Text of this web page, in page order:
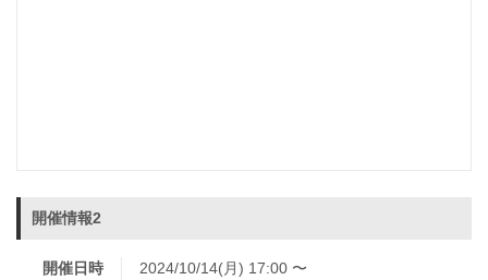
開催情報2
開催日時 2024/10/14(月) 17:00 〜